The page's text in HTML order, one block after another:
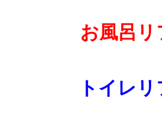
お風呂
トイレ